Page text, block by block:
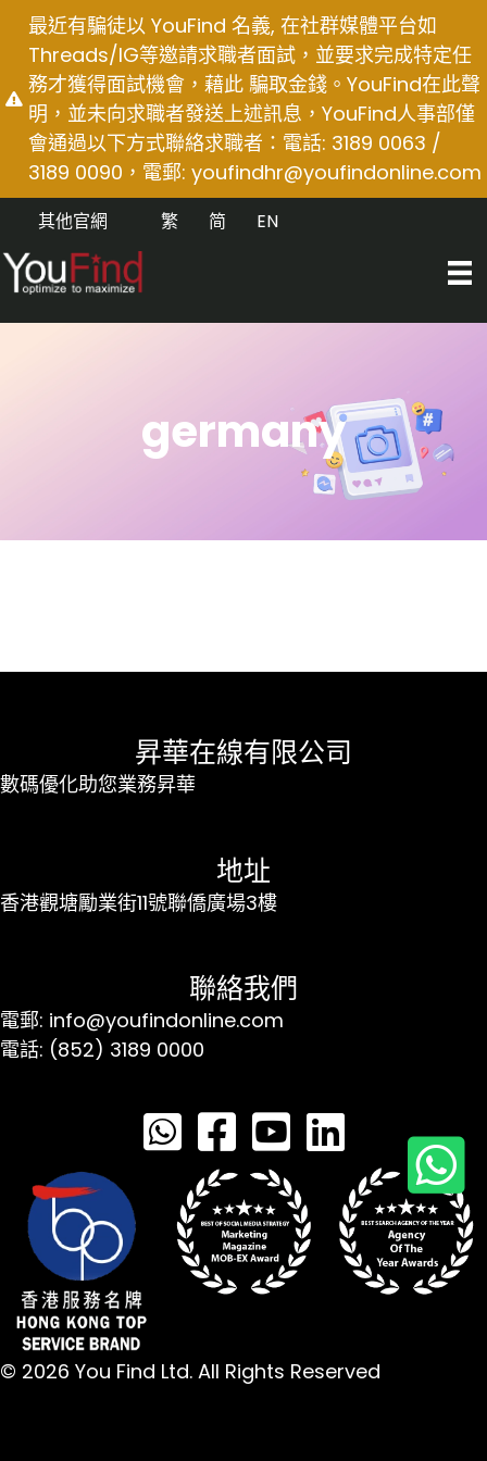
content
最近有騙徒以 YouFind 名義, 在社群媒體平台如
Threads/IG等邀請求職者面試，並要求完成特定任
務才獲得面試機會，藉此 騙取金錢。YouFind在此聲
明，並未向求職者發送上述訊息，YouFind人事部僅
會通過以下方式聯絡求職者：電話: 3189 0063 /
3189 0090，電郵: youfindhr@youfindonline.com
其他官網 EN
简
繁
germany
昇華在線有限公司
數碼優化助您業務昇華
地址
香港觀塘勵業街11號聯僑廣場3樓
聯絡我們
電郵: info@youfindonline.com
電話: (852) 3189 0000
© 2026 You Find Ltd. All Rights Reserved